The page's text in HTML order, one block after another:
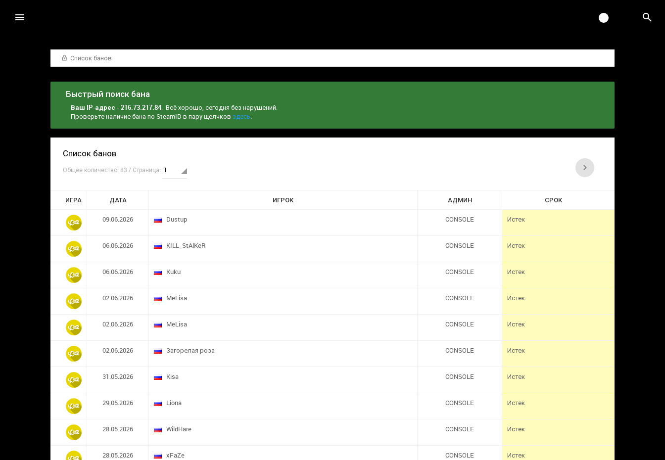
Список банов
Быстрый поиск бана
Ваш IP-адрес - 216.73.217.84. Всё хорошо, сегодня без нарушений.
Проверьте наличие бана по SteamID в пару щелчков здесь.
Список банов
Общее количество: 83 / Страница:
ИГРА ДАТА ИГРОК АДМИН СРОК
09.06.2026 Dustup CONSOLE Истек
06.06.2026 KILL_StAlKeR CONSOLE Истек
06.06.2026 Kuku CONSOLE Истек
02.06.2026 MeLisa CONSOLE Истек
02.06.2026 MeLisa CONSOLE Истек
02.06.2026 Загорелая роза CONSOLE Истек
31.05.2026 Kisa CONSOLE Истек
29.05.2026 Liona CONSOLE Истек
28.05.2026 WildHare CONSOLE Истек
28.05.2026 xFaZe CONSOLE Истек